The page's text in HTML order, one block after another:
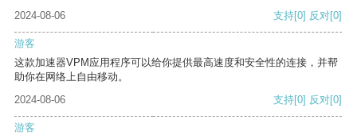
2024-08-06
支持[0] 反对[0]
游客
这款加速器VPM应用程序可以给你提供最高速度和安全性的连接，并帮
助你在网络上自由移动。
2024-08-06
支持[0] 反对[0]
游客